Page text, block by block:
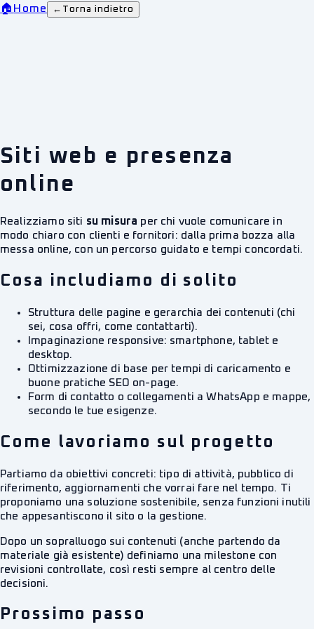
🏠 Home ← Torna indietro
Siti web e presenza
online
Realizziamo siti su misura per chi vuole comunicare in
modo chiaro con clienti e fornitori: dalla prima bozza alla
messa online, con un percorso guidato e tempi concordati.
Cosa includiamo di solito
Struttura delle pagine e gerarchia dei contenuti (chi
sei, cosa offri, come contattarti).
Impaginazione responsive: smartphone, tablet e
desktop.
Ottimizzazione di base per tempi di caricamento e
buone pratiche SEO on-page.
Form di contatto o collegamenti a WhatsApp e mappe,
secondo le tue esigenze.
Come lavoriamo sul progetto
Partiamo da obiettivi concreti: tipo di attività, pubblico di
riferimento, aggiornamenti che vorrai fare nel tempo. Ti
proponiamo una soluzione sostenibile, senza funzioni inutili
che appesantiscono il sito o la gestione.
Dopo un sopralluogo sui contenuti (anche partendo da
materiale già esistente) definiamo una milestone con
revisioni controllate, così resti sempre al centro delle
decisioni.
Prossimo passo